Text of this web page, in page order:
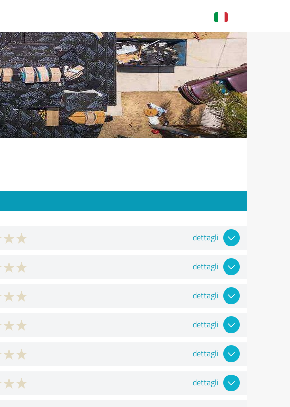
dettagli
dettagli
dettagli
dettagli
dettagli
dettagli